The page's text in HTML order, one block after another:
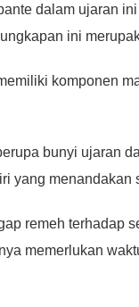
dalam ujaran
ini
komponen
bunyi ujaran
yang menandakan
remeh terhadap
memerlukan